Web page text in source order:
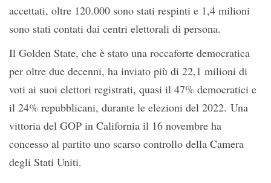
accettati, oltre 120.000 sono stati respinti e 1,4 milioni
sono stati contati dai centri elettorali di persona.
Il Golden State, che è stato una roccaforte democratica
per oltre due decenni, ha inviato più di 22,1 milioni di
voti ai suoi elettori registrati, quasi il 47% democratici e
il 24% repubblicani, durante le elezioni del 2022. Una
vittoria del GOP in California il 16 novembre ha
concesso al partito uno scarso controllo della Camera
degli Stati Uniti.